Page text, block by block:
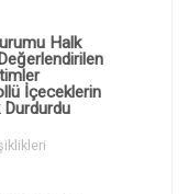
Halk
İçeceklerin
Durdurdu